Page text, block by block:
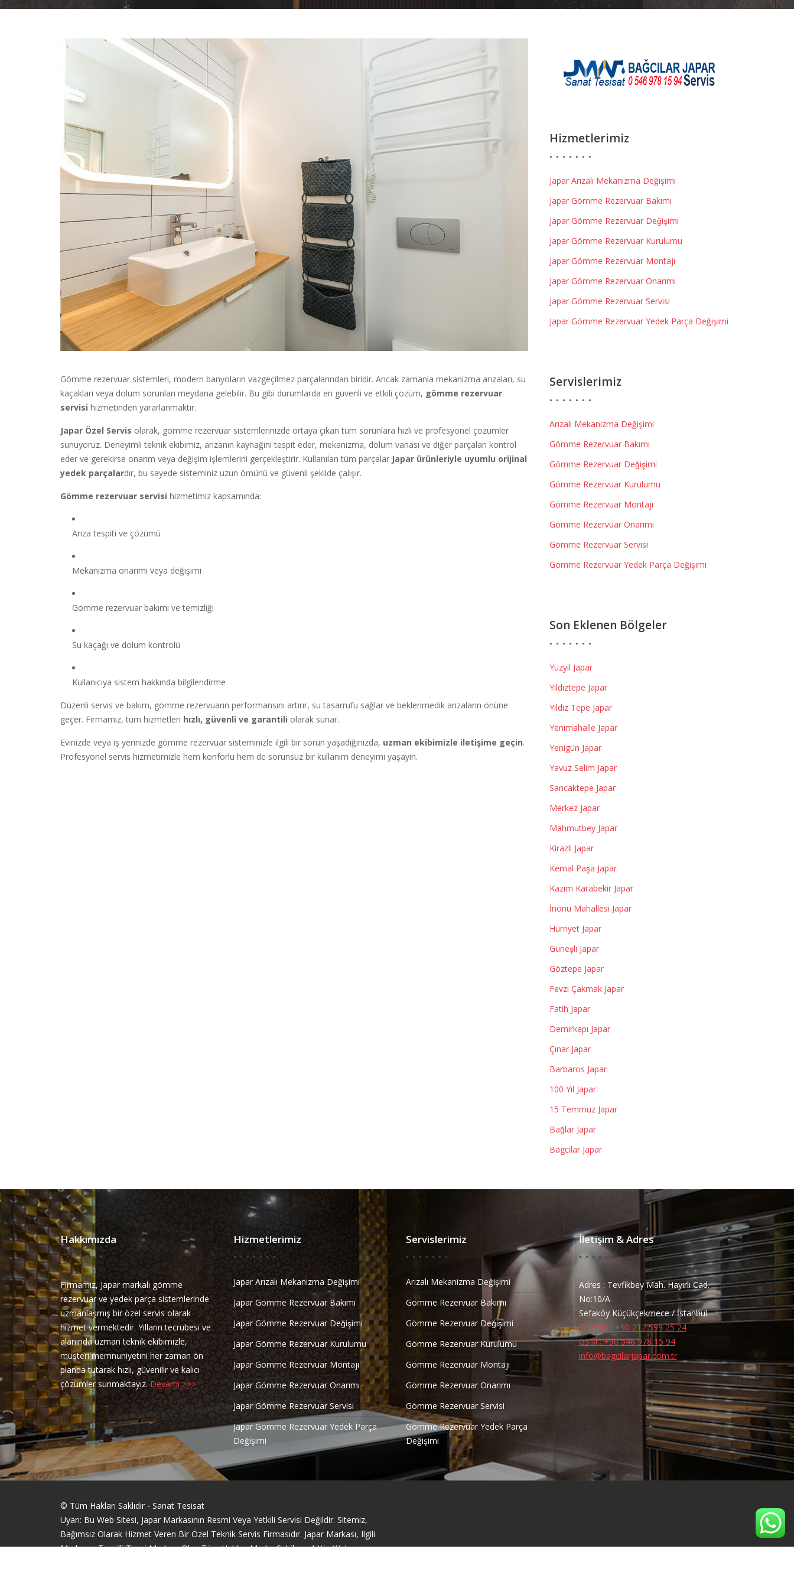
Gömme rezervuar sistemleri, modern banyoların vazgeçilmez parçalarından biridir. Ancak zamanla mekanizma arızaları, su
kaçakları veya dolum sorunları meydana gelebilir. Bu gibi durumlarda en güvenli ve etkili çözüm, gömme rezervuar
servisi hizmetinden yararlanmaktır.
Japar Özel Servis olarak, gömme rezervuar sistemlerinizde ortaya çıkan tüm sorunlara hızlı ve profesyonel çözümler
sunuyoruz. Deneyimli teknik ekibimiz, arızanın kaynağını tespit eder, mekanizma, dolum vanası ve diğer parçaları kontrol
eder ve gerekirse onarım veya değişim işlemlerini gerçekleştirir. Kullanılan tüm parçalar Japar ürünleriyle uyumlu orijinal
yedek parçalardır, bu sayede sisteminiz uzun ömürlü ve güvenli şekilde çalışır.
Gömme rezervuar servisi hizmetimiz kapsamında:
Arıza tespiti ve çözümü
Mekanizma onarımı veya değişimi
Gömme rezervuar bakımı ve temizliği
Su kaçağı ve dolum kontrolü
Kullanıcıya sistem hakkında bilgilendirme
Düzenli servis ve bakım, gömme rezervuarın performansını artırır, su tasarrufu sağlar ve beklenmedik arızaların önüne
geçer. Firmamız, tüm hizmetleri hızlı, güvenli ve garantili olarak sunar.
Evinizde veya iş yerinizde gömme rezervuar sisteminizle ilgili bir sorun yaşadığınızda, uzman ekibimizle iletişime geçin.
Profesyonel servis hizmetimizle hem konforlu hem de sorunsuz bir kullanım deneyimi yaşayın.
Hizmetlerimiz
Japar Arızalı Mekanizma Değişimi
Japar Gömme Rezervuar Bakımı
Japar Gömme Rezervuar Değişimi
Japar Gömme Rezervuar Kurulumu
Japar Gömme Rezervuar Montajı
Japar Gömme Rezervuar Onarımı
Japar Gömme Rezervuar Servisi
Japar Gömme Rezervuar Yedek Parça Değişimi
Servislerimiz
Arızalı Mekanizma Değişimi
Gömme Rezervuar Bakımı
Gömme Rezervuar Değişimi
Gömme Rezervuar Kurulumu
Gömme Rezervuar Montajı
Gömme Rezervuar Onarımı
Gömme Rezervuar Servisi
Gömme Rezervuar Yedek Parça Değişimi
Son Eklenen Bölgeler
Yüzyıl Japar
Yıldıztepe Japar
Yıldız Tepe Japar
Yenimahalle Japar
Yenigün Japar
Yavuz Selim Japar
Sancaktepe Japar
Merkez Japar
Mahmutbey Japar
Kirazlı Japar
Kemal Paşa Japar
Kazım Karabekir Japar
İnönü Mahallesi Japar
Hürriyet Japar
Güneşli Japar
Göztepe Japar
Fevzi Çakmak Japar
Fatih Japar
Demirkapı Japar
Çınar Japar
Barbaros Japar
100 Yıl Japar
15 Temmuz Japar
Bağlar Japar
Bagcilar Japar
Hakkımızda
Firmamız, Japar markalı gömme
rezervuar ve yedek parça sistemlerinde
uzmanlaşmış bir özel servis olarak
hizmet vermektedir. Yılların tecrübesi ve
alanında uzman teknik ekibimizle,
müşteri memnuniyetini her zaman ön
planda tutarak hızlı, güvenilir ve kalıcı
çözümler sunmaktayız. Devamı >>>
Hizmetlerimiz
Japar Arızalı Mekanizma Değişimi
Japar Gömme Rezervuar Bakımı
Japar Gömme Rezervuar Değişimi
Japar Gömme Rezervuar Kurulumu
Japar Gömme Rezervuar Montajı
Japar Gömme Rezervuar Onarımı
Japar Gömme Rezervuar Servisi
Japar Gömme Rezervuar Yedek Parça
Değişimi
Servislerimiz
Arızalı Mekanizma Değişimi
Gömme Rezervuar Bakımı
Gömme Rezervuar Değişimi
Gömme Rezervuar Kurulumu
Gömme Rezervuar Montajı
Gömme Rezervuar Onarımı
Gömme Rezervuar Servisi
Gömme Rezervuar Yedek Parça
Değişimi
İletişim & Adres
Adres : Tevfikbey Mah. Hayırlı Cad.
No:10/A
Sefaköy Küçükçekmece / İstanbul
Telefon : +90 212 599 25 24
GSM : +90 546 978 15 94
info@bagcilarjapar.com.tr
© Tüm Hakları Saklıdır - Sanat Tesisat
Uyarı: Bu Web Sitesi, Japar Markasının Resmi Veya Yetkili Servisi Değildir. Sitemiz,
Bağımsız Olarak Hizmet Veren Bir Özel Teknik Servis Firmasıdır. Japar Markası, Ilgili
Markanın Tescilli Ticari Markası Olup Tüm Hakları Marka Sahibine Aittir. Web